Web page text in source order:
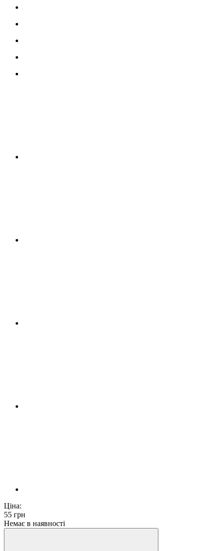
Ціна:
55 грн
Немає в наявності